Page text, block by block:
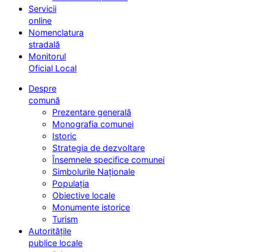
Servicii
online
Nomenclatura
stradală
Monitorul
Oficial Local
Despre
comună
Prezentare generală
Monografia comunei
Istoric
Strategia de dezvoltare
Însemnele specifice comunei
Simbolurile Naționale
Populația
Obiective locale
Monumente istorice
Turism
Autoritățile
publice locale